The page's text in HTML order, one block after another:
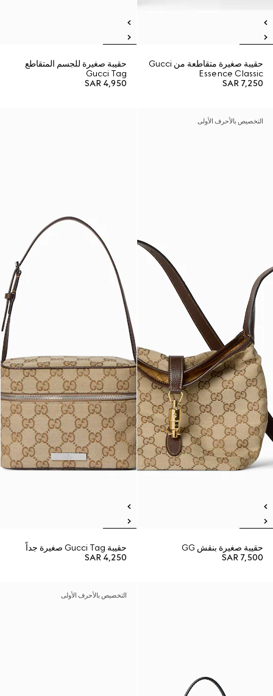
حقيبة صغيرة متقاطعة من Gucci
Essence Classic
SAR 7,250
حقيبة صغيرة للجسم المتقاطع
Gucci Tag
SAR 4,950
التخصيص بالأحرف الأولى
حقيبة صغيرة بنقش GG
SAR 7,500
حقيبة Gucci Tag صغيرة جداً
SAR 4,250
التخصيص بالأحرف الأولى